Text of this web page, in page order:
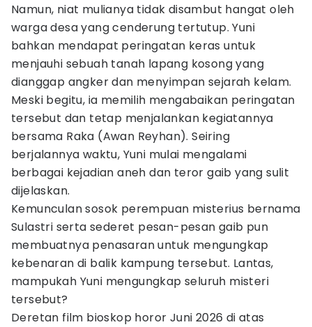
Namun, niat mulianya tidak disambut hangat oleh
warga desa yang cenderung tertutup. Yuni
bahkan mendapat peringatan keras untuk
menjauhi sebuah tanah lapang kosong yang
dianggap angker dan menyimpan sejarah kelam.
Meski begitu, ia memilih mengabaikan peringatan
tersebut dan tetap menjalankan kegiatannya
bersama Raka (Awan Reyhan). Seiring
berjalannya waktu, Yuni mulai mengalami
berbagai kejadian aneh dan teror gaib yang sulit
dijelaskan.
Kemunculan sosok perempuan misterius bernama
Sulastri serta sederet pesan-pesan gaib pun
membuatnya penasaran untuk mengungkap
kebenaran di balik kampung tersebut. Lantas,
mampukah Yuni mengungkap seluruh misteri
tersebut?
Deretan film bioskop horor Juni 2026 di atas